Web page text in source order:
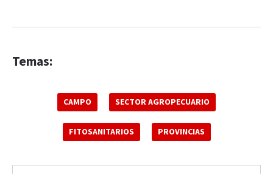
Temas:
CAMPO SECTOR AGROPECUARIO
FITOSANITARIOS PROVINCIAS